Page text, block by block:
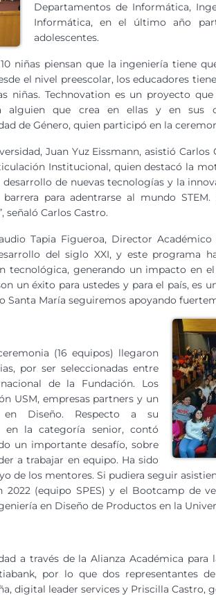
Departamentos de Informática,
Informática, en el último año
adolescentes.
niñas piensan que la ingeniería tiene
el nivel preescolar, los educadores
niñas. Technovation es un proyecto
que crea en ellas y en sus
de Género, quien participó en la
Juan Yuz Eissmann, asistió Carlos
Institucional, quien destacó la
de nuevas tecnologías y la
para adentrarse al mundo STEM.
señaló Carlos Castro.
Tapia Figueroa, Director
del siglo XXI, y este programa
tecnológica, generando un impacto en
un éxito para ustedes y para el país, es
Santa María seguiremos apoyando
(16 equipos) llegaron
por ser seleccionadas entre
de la Fundación. Los
USM, empresas partners y un
Diseño. Respecto a su
en la categoría senior, contó
un importante desafío, sobre
a trabajar en equipo. Ha sido
de los mentores. Si pudiera seguir
2022 (equipo SPES) y el Bootcamp de
en Diseño de Productos en la
a través de la Alianza Académica
por lo que dos representantes
digital leader services y Priscilla Castro,